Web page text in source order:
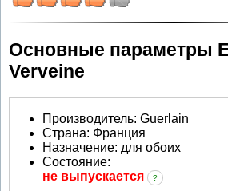
Основные параметры
Verveine
Производитель: Guerlain
Страна: Франция
Назначение: для обоих
Состояние:
не выпускается
?